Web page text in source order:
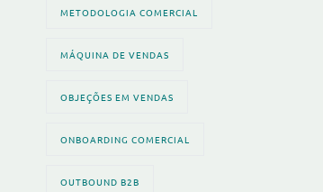
METODOLOGIA COMERCIAL
MÁQUINA DE VENDAS
OBJEÇÕES EM VENDAS
ONBOARDING COMERCIAL
OUTBOUND B2B